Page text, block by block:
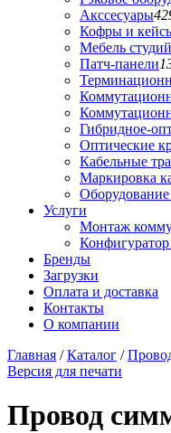
Акссесуары
Кофры и
Мебель
Патч-панели
Гибридное-
Оптические
Кабельные
Маркировка
Оборудование
Услуги
Монтаж
Бренды
Загрузки
Оплата и доставка
Контакты
О компании
Главная /Каталог /
Версия для печати
Провод